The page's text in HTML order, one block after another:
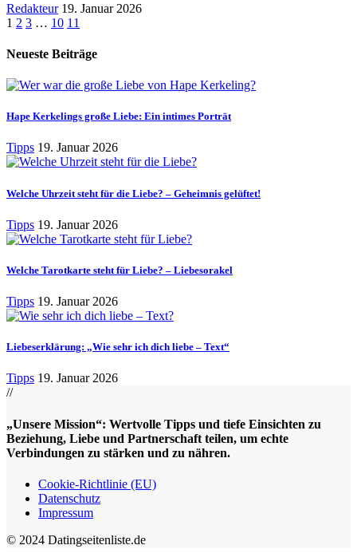
Redakteur 19. Januar 2026
1 2 3 … 10 11
Neueste Beiträge
Hape Kerkelings große Liebe: Ein intimes Porträt
Tipps 19. Januar 2026
Welche Uhrzeit steht für die Liebe? – Geheimnis gelüftet!
Tipps 19. Januar 2026
Welche Tarotkarte steht für Liebe? – Liebesorakel
Tipps 19. Januar 2026
Liebeserklärung: „Wie sehr ich dich liebe – Text“
Tipps 19. Januar 2026
//
„Unsere Mission“: Wertvolle Tipps und tiefe Einsichten zu
Beziehung, Liebe und Partnerschaft teilen, um echte
Verbindungen zu stärken und zu nähren.
Cookie-Richtlinie (EU)
Datenschutz
Impressum
© 2024 Datingseitenliste.de